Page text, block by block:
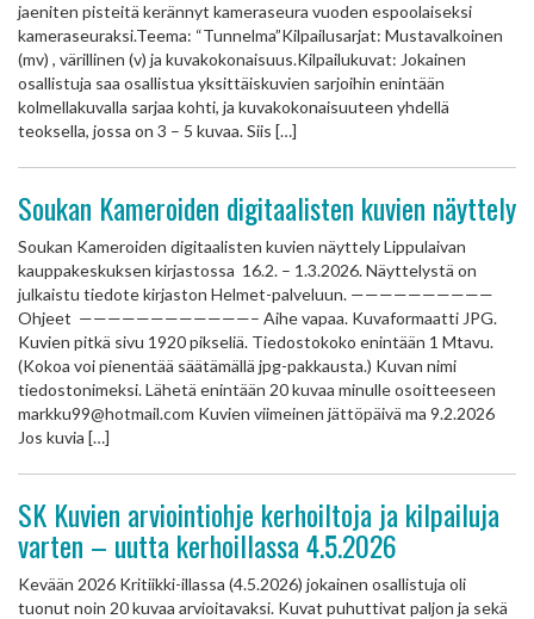
jaeniten pisteitä kerännyt kameraseura vuoden espoolaiseksi
kameraseuraksi.Teema: “Tunnelma”Kilpailusarjat: Mustavalkoinen
(mv) , värillinen (v) ja kuvakokonaisuus.Kilpailukuvat: Jokainen
osallistuja saa osallistua yksittäiskuvien sarjoihin enintään
kolmellakuvalla sarjaa kohti, ja kuvakokonaisuuteen yhdellä
teoksella, jossa on 3 – 5 kuvaa. Siis […]
Soukan Kameroiden digitaalisten kuvien näyttely
Soukan Kameroiden digitaalisten kuvien näyttely Lippulaivan
kauppakeskuksen kirjastossa 16.2. – 1.3.2026. Näyttelystä on
julkaistu tiedote kirjaston Helmet-palveluun. ——————————
Ohjeet ————————————– Aihe vapaa. Kuvaformaatti JPG.
Kuvien pitkä sivu 1920 pikseliä. Tiedostokoko enintään 1 Mtavu.
(Kokoa voi pienentää säätämällä jpg-pakkausta.) Kuvan nimi
tiedostonimeksi. Lähetä enintään 20 kuvaa minulle osoitteeseen
markku99@hotmail.com Kuvien viimeinen jättöpäivä ma 9.2.2026
Jos kuvia […]
SK Kuvien arviointiohje kerhoiltoja ja kilpailuja
varten – uutta kerhoillassa 4.5.2026
Kevään 2026 Kritiikki-illassa (4.5.2026) jokainen osallistuja oli
tuonut noin 20 kuvaa arvioitavaksi. Kuvat puhuttivat paljon ja sekä